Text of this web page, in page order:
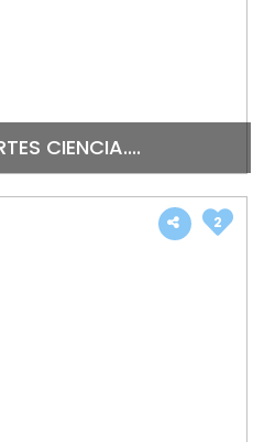
CIENCIA....
2